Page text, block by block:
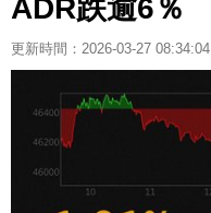
ADR跌逾6％
更新時間：2026-03-27 08:34:04